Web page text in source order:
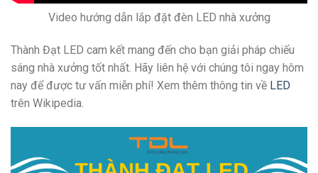
Video hướng dẫn lắp đặt đèn LED nhà xưởng
Thành Đạt LED cam kết mang đến cho bạn giải pháp chiếu
sáng nhà xưởng tốt nhất. Hãy liên hệ với chúng tôi ngay hôm
nay để được tư vấn miễn phí! Xem thêm thông tin về LED
trên Wikipedia.